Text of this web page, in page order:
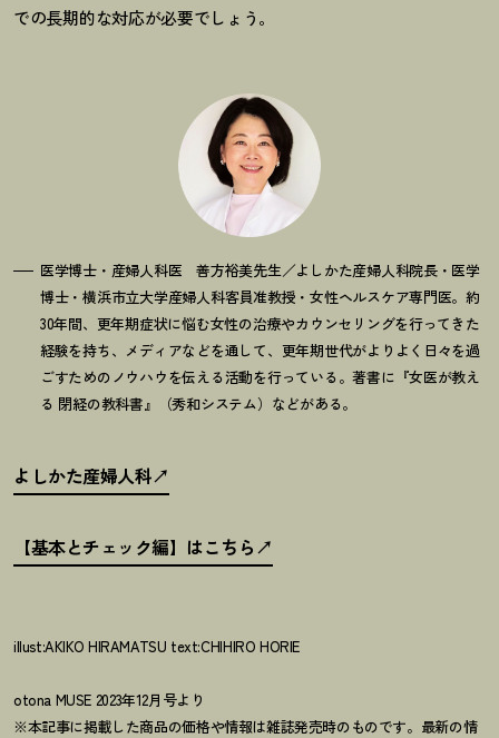
での長期的な対応が必要でしょう。
医学博士・産婦人科医 善方裕美先生／よしかた産婦人科院長・医学
博士・横浜市立大学産婦人科客員准教授・女性ヘルスケア専門医。約
30年間、更年期症状に悩む女性の治療やカウンセリングを行ってきた
経験を持ち、メディアなどを通して、更年期世代がよりよく日々を過
ごすためのノウハウを伝える活動を行っている。著書に『女医が教え
る 閉経の教科書』（秀和システム）などがある。
よしかた産婦人科
【基本とチェック編】はこちら
illust:AKIKO HIRAMATSU text:CHIHIRO HORIE
otona MUSE 2023年12月号より
※本記事に掲載した商品の価格や情報は雑誌発売時のものです。最新の情